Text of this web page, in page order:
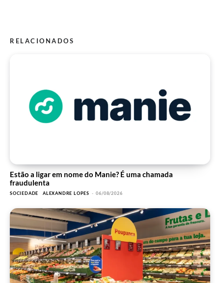
RELACIONADOS
Estão a ligar em nome do Manie? É uma chamada
fraudulenta
SOCIEDADE ALEXANDRE LOPES - 06/08/2026